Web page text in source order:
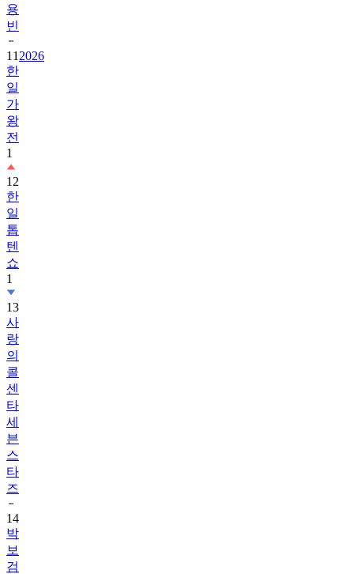
용
빈
11 2026
한
일
가
왕
전
1
12
한
일
톱
텐
쇼
1
13
사
랑
의
콜
센
타
세
븐
스
타
즈
14
박
보
검